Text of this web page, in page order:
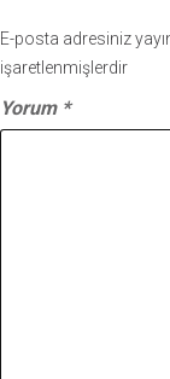
E-posta adresiniz
işaretlenmişlerdir
Yorum *